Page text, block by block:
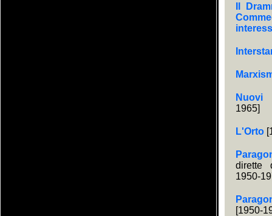
Il
Nuovi
1965]
L'Orto
dirette
1950-
[1950-